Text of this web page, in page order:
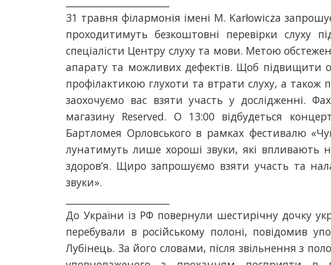
31 травня філармонія імені M. Karłowicza
проходитимуть безкоштовні перевірки слуху
спеціалісти Центру слуху та мови. Метою
апарату та можливих дефектів. Щоб підвищити
профілактикою глухоти та втрати слуху, а також
заохочуємо вас взяти участь у дослідженні.
магазину Reserved. О 13:00 відбудеться
Бартломея Орловського в рамках фестивалю
лунатимуть лише хороші звуки, які
здоров’я. Щиро запрошуємо взяти участь та
звуки».
До України із РФ повернули шестирічну дочку
перебували в російському полоні, повідомив
Лубінець. За його словами, після звільнення з